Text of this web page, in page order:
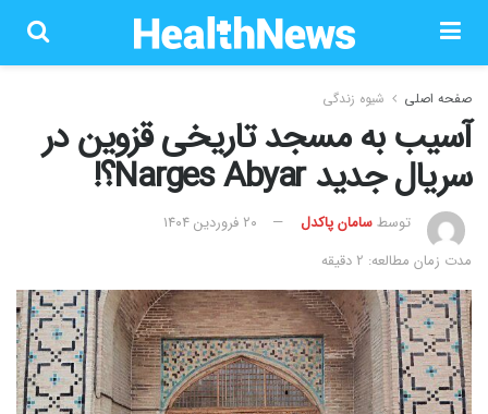
صفحه اصلی شیوه زندگی
آسیب به مسجد تاریخی قزوین در
سریال جدید Narges Abyar؟!
توسطسامان پاکدل
۲۰ فروردین ۱۴۰۴
مدت زمان مطالعه: 2 دقیقه